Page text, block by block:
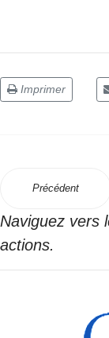
Imprimer
Précédent
Naviguez vers
actions.